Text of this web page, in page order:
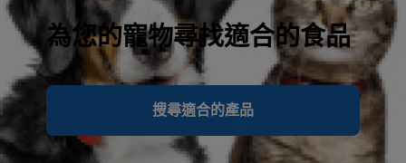
為您的寵物尋找適合的食品
搜尋適合的產品